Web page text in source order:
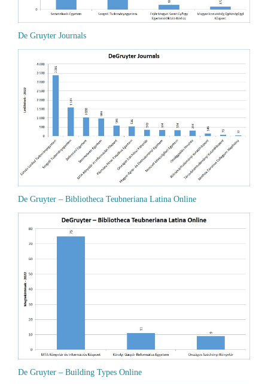
De Gruyter Journals
De Gruyter – Bibliotheca Teubneriana Latina Online
De Gruyter – Building Types Online